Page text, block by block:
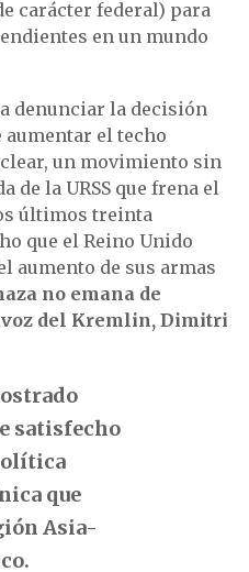
carácter federal) para
en un mundo
denunciar la decisión
el techo
un movimiento sin
de la URSS que frena el
últimos treinta
que el Reino Unido
aumento de sus armas
no emana de
del Kremlin, Dimitri
satisfecho
que
Asia-